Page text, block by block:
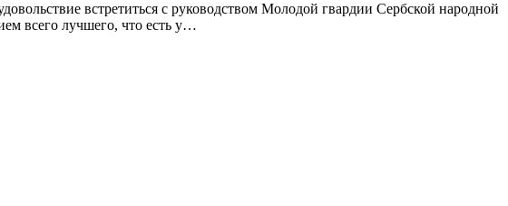
встретиться с руководством Молодой гвардии Сербской народной
всего лучшего, что есть у…